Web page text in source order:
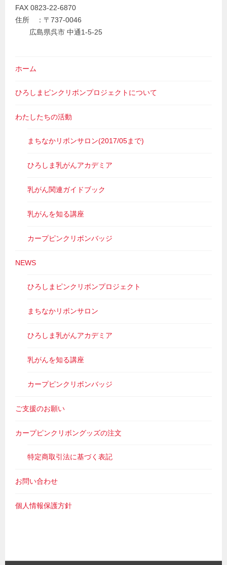
FAX 0823-22-6870
住所 ：〒737-0046
広島県呉市 中通1-5-25
ホーム
ひろしまピンクリボンプロジェクトについて
わたしたちの活動
まちなかリボンサロン(2017/05まで)
ひろしま乳がんアカデミア
乳がん関連ガイドブック
乳がんを知る講座
カープピンクリボンバッジ
NEWS
ひろしまピンクリボンプロジェクト
まちなかリボンサロン
ひろしま乳がんアカデミア
乳がんを知る講座
カープピンクリボンバッジ
ご支援のお願い
カープピンクリボングッズの注文
特定商取引法に基づく表記
お問い合わせ
個人情報保護方針